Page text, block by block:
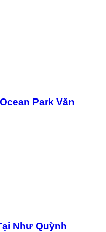
Park Văn
Như Quỳnh